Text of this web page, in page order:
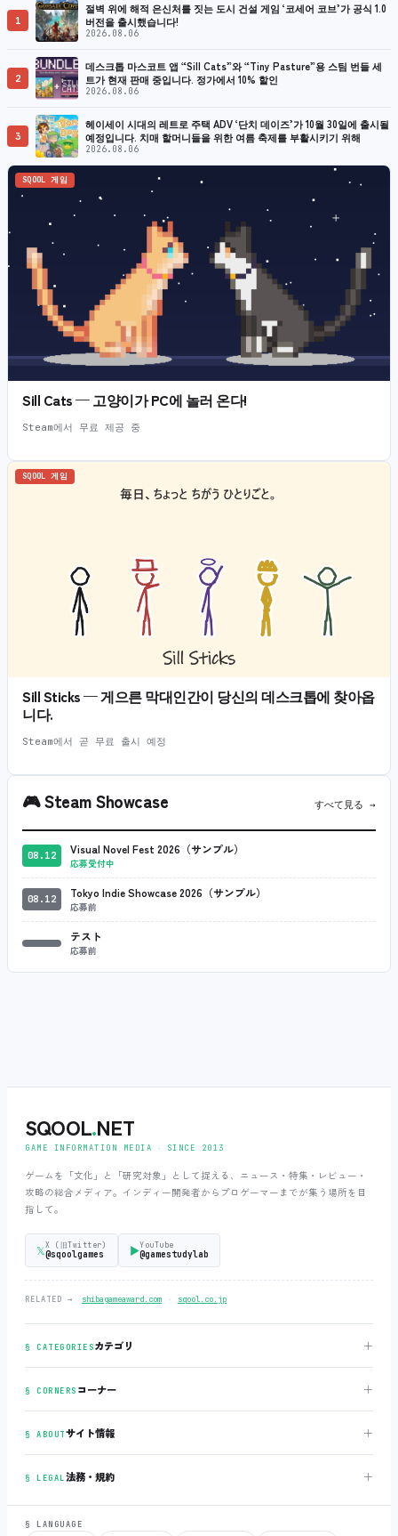
1
절벽 위에 해적 은신처를 짓는 도시 건설 게임 ‘코세어 코브’가 공식 1.0
버전을 출시했습니다!
2026.08.06
2
데스크톱 마스코트 앱 “Sill Cats”와 “Tiny Pasture”용 스팀 번들 세
트가 현재 판매 중입니다. 정가에서 10% 할인
2026.08.06
3
헤이세이 시대의 레트로 주택 ADV ‘단치 데이즈’가 10월 30일에 출시될
예정입니다. 치매 할머니들을 위한 여름 축제를 부활시키기 위해
2026.08.06
SQOOL 게임
Sill Cats — 고양이가 PC에 놀러 온다!
Steam에서 무료 제공 중
SQOOL 게임
Sill Sticks — 게으른 막대인간이 당신의 데스크톱에 찾아옵
니다.
Steam에서 곧 무료 출시 예정
🎮Steam Showcase すべて見る →
08.12 Visual Novel Fest 2026（サンプル）
応募受付中
08.12 Tokyo Indie Showcase 2026（サンプル）
応募前
テスト
応募前
SQOOL.NET
GAME INFORMATION MEDIA ‧ SINCE 2013
ゲームを「文化」と「研究対象」として捉える、ニュース・特集・レビュー・
攻略の総合メディア。インディー開発者からプロゲーマーまでが集う場所を目
指して。
𝕏X (旧Twitter)
@sqoolgames ▶YouTube
@gamestudylab
RELATED → shibagameaward.com ‧ sqool.co.jp
§ CATEGORIESカテゴリ ＋
§ CORNERS コーナー ＋
§ ABOUTサイト情報 ＋
§ LEGAL法務・規約 ＋
§ LANGUAGE